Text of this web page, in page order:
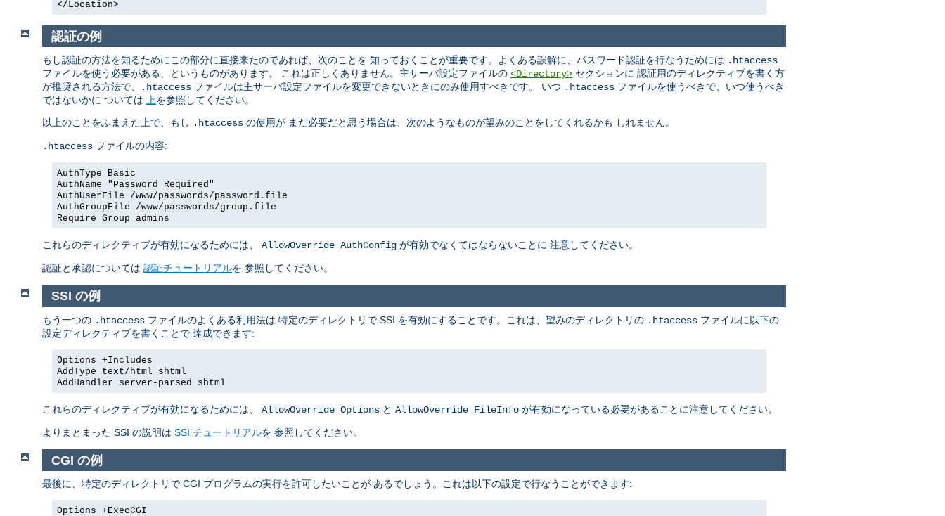
</Location>
認証の例
もし認証の方法を知るためにこの部分に直接来たのであれば、次のことを 知っておくことが重要です。よくある誤解に、パスワード認証を行なうためには .htaccess
ファイルを使う必要がある、というものがあります。 これは正しくありません。主サーバ設定ファイルの <Directory> セクションに 認証用のディレクティブを書く方
が推奨される方法で、
.htaccess ファイルは主サーバ設定ファイルを変更できないときにのみ使用すべきです。 いつ .htaccess ファイルを使うべきで、いつ使うべき
ではないかに ついては 上を参照してください。
以上のことをふまえた上で、もし .htaccess の使用が まだ必要だと思う場合は、次のようなものが望みのことをしてくれるかも しれません。
.htaccess ファイルの内容:
AuthType Basic
AuthName "Password Required"
AuthUserFile /www/passwords/password.file
AuthGroupFile /www/passwords/group.file
Require Group admins
これらのディレクティブが有効になるためには、 AllowOverride AuthConfig が有効でなくてはならないことに 注意してください。
認証と承認については 認証チュートリアルを 参照してください。
SSI の例
もう一つの .htaccess ファイルのよくある利用法は 特定のディレクトリで SSI を有効にすることです。これは、望みのディレクトリの .htaccess ファイルに以下の
設定ディレクティブを書くことで 達成できます:
Options +Includes
AddType text/html shtml
AddHandler server-parsed shtml
これらのディレクティブが有効になるためには、 AllowOverride Options と AllowOverride FileInfo が有効になっている必要があることに注意してください。
よりまとまった SSI の説明は SSI チュートリアルを 参照してください。
CGI の例
最後に、特定のディレクトリで CGI プログラムの実行を許可したいことが あるでしょう。これは以下の設定で行なうことができます:
Options +ExecCGI